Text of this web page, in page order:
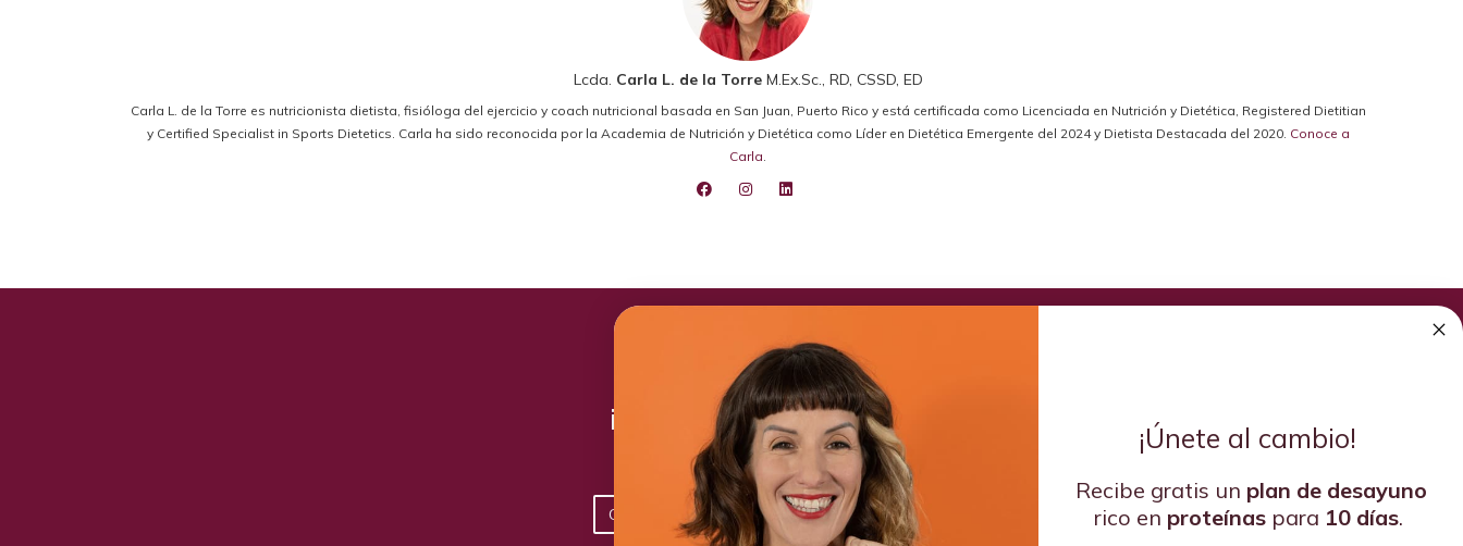
Lcda. Carla L. de la TorreM.Ex.Sc., RD, CSSD, ED
Carla L. de la Torre es nutricionista dietista, fisióloga del ejercicio y coach nutricional basada en San Juan, Puerto Rico y está certificada como Licenciada en Nutrición y Dietética, Registered Dietitian
y Certified Specialist in Sports Dietetics. Carla ha sido reconocida por la Academia de Nutrición y Dietética como Líder en Dietética Emergente del 2024 y Dietista Destacada del 2020. Conoce a
Carla
¡Toma acción hoy!
Conoce los planes disponibles
¡Únete al cambio!
Recibe gratis un plan de desayuno
rico en proteínaspara 10 días.